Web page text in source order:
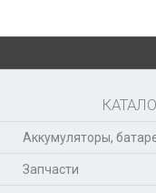
Аккумуляторы,
Запчасти